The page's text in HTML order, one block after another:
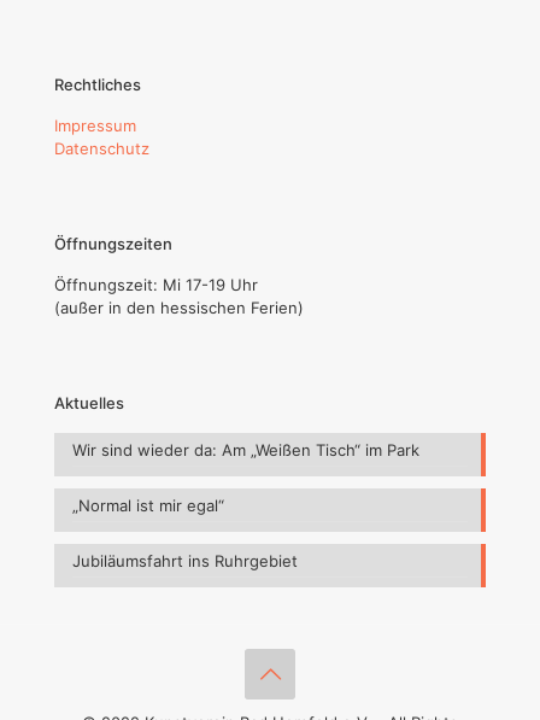
Rechtliches
Impressum
Datenschutz
Öffnungszeiten
Öffnungszeit: Mi 17-19 Uhr
(außer in den hessischen Ferien)
Aktuelles
Wir sind wieder da: Am „Weißen Tisch“ im Park
„Normal ist mir egal“
Jubiläumsfahrt ins Ruhrgebiet